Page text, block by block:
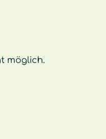
möglich.